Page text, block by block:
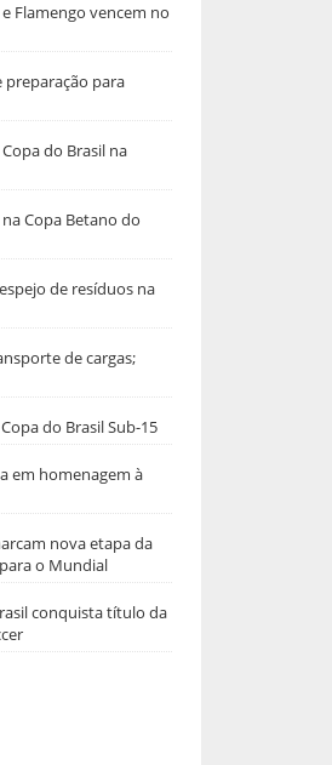
Flamengo vencem no
preparação para
do Brasil na
Copa Betano do
de resíduos na
de cargas;
do Brasil Sub-15
em homenagem à
nova etapa da
o Mundial
conquista título da